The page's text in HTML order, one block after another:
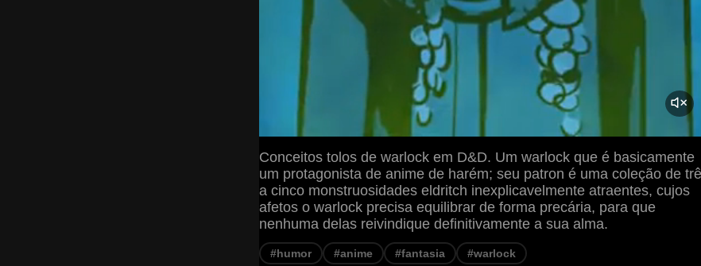
Conceitos tolos de warlock em D&D. Um warlock que é basicamente
um protagonista de anime de harém; seu patron é uma coleção de
a cinco monstruosidades eldritch inexplicavelmente atraentes, cujos
afetos o warlock precisa equilibrar de forma precária, para que
nenhuma delas reivindique definitivamente a sua alma.
#humor #anime #fantasia #warlock